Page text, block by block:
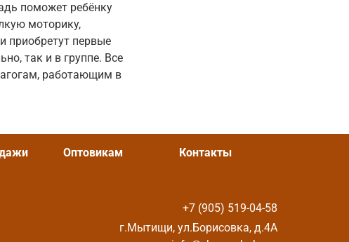
поможет ребёнку
моторику,
приобретут первые
так и в группе. Все
работающим в
Оптовикам Контакты
+7 (905) 519-04-58
г.Мытищи, ул.Борисовка, д.4А